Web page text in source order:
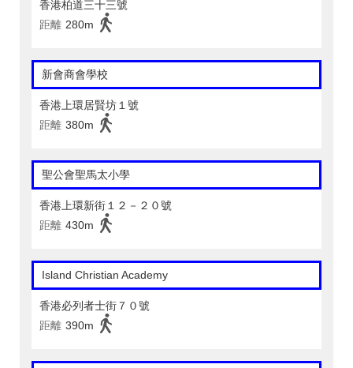
香港柏道三十三號
距離 280m
新會商會學校
香港上環居賢坊１號
距離 380m
聖公會聖馬太小學
香港上環新街１２－２０號
距離 430m
Island Christian Academy
香港必列者士街７０號
距離 390m